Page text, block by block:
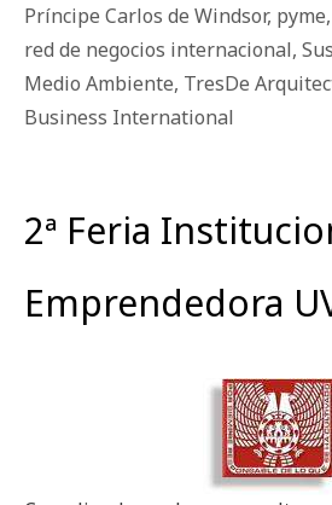
Príncipe Carlos de Windsor, pyme,
red de negocios internacional,
Medio Ambiente, TresDe
Business International
2ª Feria
Emprendedora